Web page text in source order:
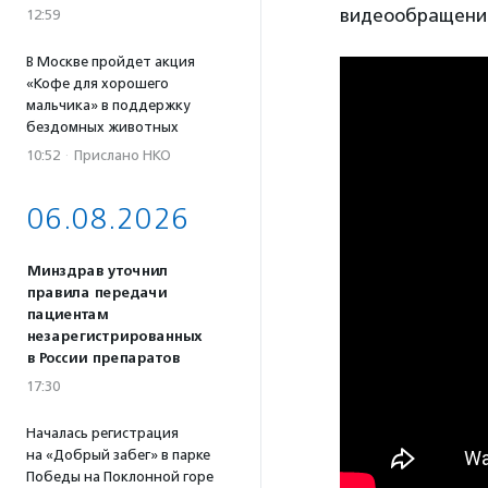
12:59
В Москве пройдет акция
«Кофе для хорошего
мальчика» в поддержку
бездомных животных
10:52 · Прислано НКО
06.08.2026
Минздрав уточнил
правила передачи
пациентам
незарегистрированных
в России препаратов
17:30
Началась регистрация
на «Добрый забег» в парке
Победы на Поклонной горе